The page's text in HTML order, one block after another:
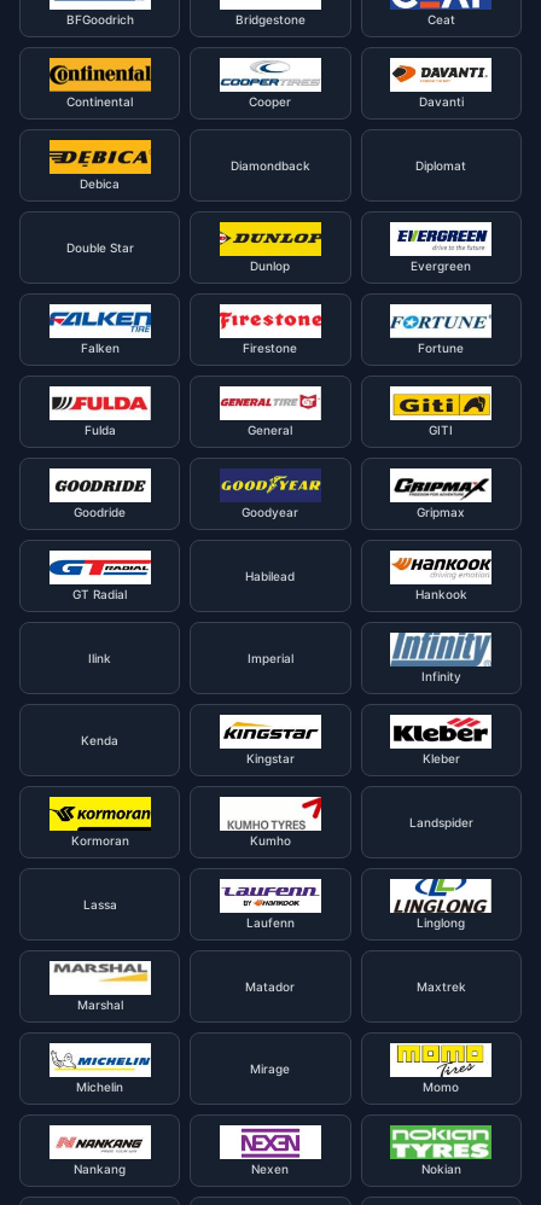
BFGoodrich Bridgestone Ceat
Continental Cooper Davanti
Debica
Diamondback Diplomat
Double Star
Dunlop
Evergreen
Falken Firestone Fortune
Fulda General GITI
Goodride Goodyear Gripmax
GT Radial
Habilead
Hankook
Ilink
Imperial
Infinity
Kenda
Kingstar
Kleber
Kormoran Kumho
Landspider
Lassa
Laufenn
Linglong
Marshal
Matador Maxtrek
Michelin
Mirage
Momo
Nankang Nexen Nokian